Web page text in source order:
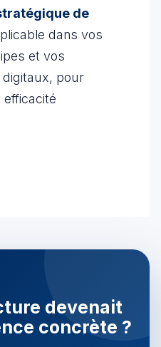
de
dans vos
et vos
pour
devenait
concrète ?